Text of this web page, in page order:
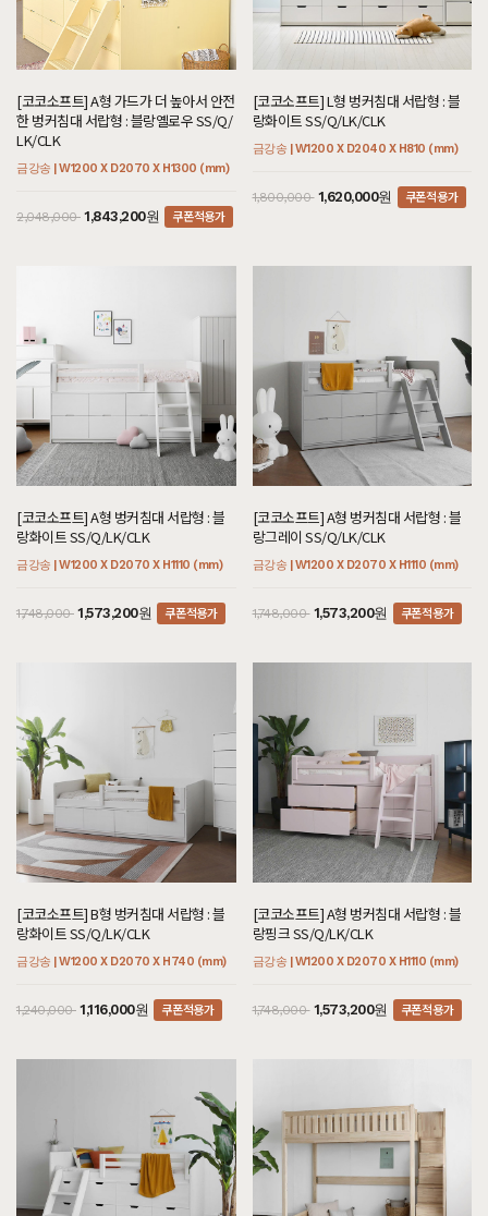
[코코소프트] A형 가드가 더 높아서 안전
한 벙커침대 서랍형 : 블랑옐로우 SS/Q/
LK/CLK
금강송 | W1200 X D2070 X H1300 (mm)
2,048,000 1,843,200원 쿠폰적용가
[코코소프트] L형 벙커침대 서랍형 : 블
랑화이트 SS/Q/LK/CLK
금강송 | W1200 X D2040 X H810 (mm)
1,800,000 1,620,000원 쿠폰적용가
[코코소프트] A형 벙커침대 서랍형 : 블
랑화이트 SS/Q/LK/CLK
금강송 | W1200 X D2070 X H1110 (mm)
1,748,000 1,573,200원 쿠폰적용가
[코코소프트] A형 벙커침대 서랍형 : 블
랑그레이 SS/Q/LK/CLK
금강송 | W1200 X D2070 X H1110 (mm)
1,748,000 1,573,200원 쿠폰적용가
[코코소프트] B형 벙커침대 서랍형 : 블
랑화이트 SS/Q/LK/CLK
금강송 | W1200 X D2070 X H740 (mm)
1,240,000 1,116,000원 쿠폰적용가
[코코소프트] A형 벙커침대 서랍형 : 블
랑핑크 SS/Q/LK/CLK
금강송 | W1200 X D2070 X H1110 (mm)
1,748,000 1,573,200원 쿠폰적용가